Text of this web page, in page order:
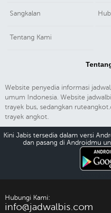
Sangkalan
Tentang Kami
Website penyedia informasi
umum Indonesia. Website
trayek bus, sedangkan
trayek angkot.
Kini Jabis tersedia dalam versi
dan pasang di Androidmu
Hubungi Kami:
info@jadwalbis.com